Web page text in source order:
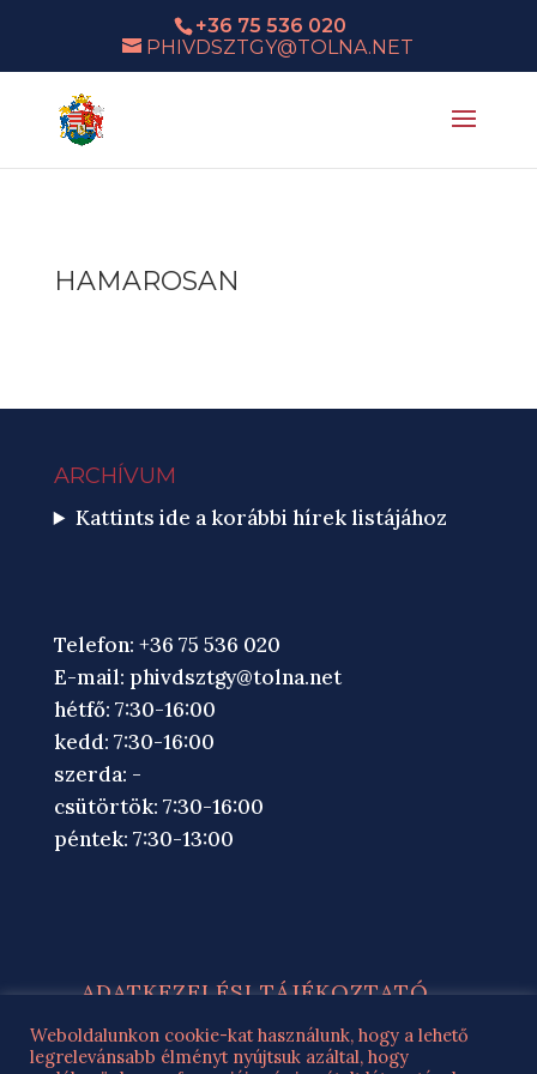
+36 75 536 020
PHIVDSZTGY@TOLNA.NET
HAMAROSAN
ARCHÍVUM
Kattints ide a korábbi hírek listájához
Telefon: +36 75 536 020
E-mail: phivdsztgy@tolna.net
hétfő: 7:30-16:00
kedd: 7:30-16:00
szerda: -
csütörtök: 7:30-16:00
péntek: 7:30-13:00
ADATKEZELÉSI TÁJÉKOZTATÓ
ROMA NEMZ. ÖNK. ADATKEZELÉSI
TÁJÉKOZTATÓ
Weboldalunkon cookie-kat használunk, hogy a lehető
legrelevánsabb élményt nyújtsuk azáltal, hogy